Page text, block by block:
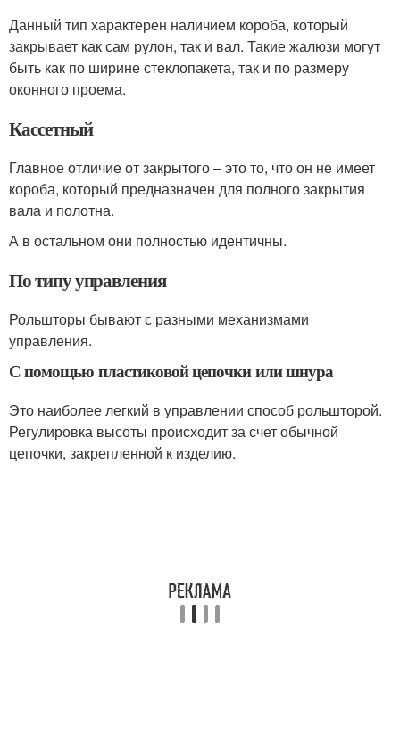
Данный тип характерен наличием короба, который
закрывает как сам рулон, так и вал. Такие жалюзи могут
быть как по ширине стеклопакета, так и по размеру
оконного проема.
Кассетный
Главное отличие от закрытого – это то, что он не имеет
короба, который предназначен для полного закрытия
вала и полотна.
А в остальном они полностью идентичны.
По типу управления
Рольшторы бывают с разными механизмами
управления.
С помощью пластиковой цепочки или шнура
Это наиболее легкий в управлении способ рольшторой.
Регулировка высоты происходит за счет обычной
цепочки, закрепленной к изделию.